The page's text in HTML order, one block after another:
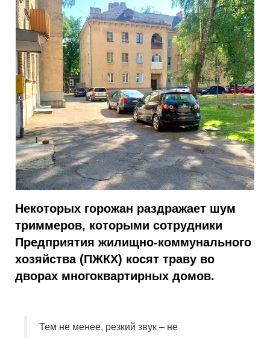
Некоторых горожан раздражает шум
триммеров, которыми сотрудники
Предприятия жилищно-коммунального
хозяйства (ПЖКХ) косят траву во
дворах многоквартирных домов.
Тем не менее, резкий звук – не